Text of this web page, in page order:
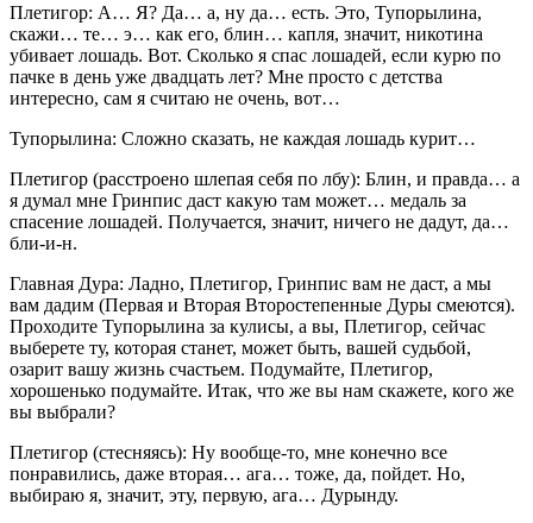
Плетигор: А… Я? Да… а, ну да… есть. Это, Тупорылина,
скажи… те… э… как его, блин… капля, значит, никотина
убивает лошадь. Вот. Сколько я спас лошадей, если курю по
пачке в день уже двадцать лет? Мне просто с детства
интересно, сам я считаю не очень, вот…
Тупорылина: Сложно сказать, не каждая лошадь курит…
Плетигор (расстроено шлепая себя по лбу): Блин, и правда… а
я думал мне Гринпис даст какую там может… медаль за
спасение лошадей. Получается, значит, ничего не дадут, да…
бли-и-н.
Главная Дура: Ладно, Плетигор, Гринпис вам не даст, а мы
вам дадим (Первая и Вторая Второстепенные Дуры смеются).
Проходите Тупорылина за кулисы, а вы, Плетигор, сейчас
выберете ту, которая станет, может быть, вашей судьбой,
озарит вашу жизнь счастьем. Подумайте, Плетигор,
хорошенько подумайте. Итак, что же вы нам скажете, кого же
вы выбрали?
Плетигор (стесняясь): Ну вообще-то, мне конечно все
понравились, даже вторая… ага… тоже, да, пойдет. Но,
выбираю я, значит, эту, первую, ага… Дурынду.